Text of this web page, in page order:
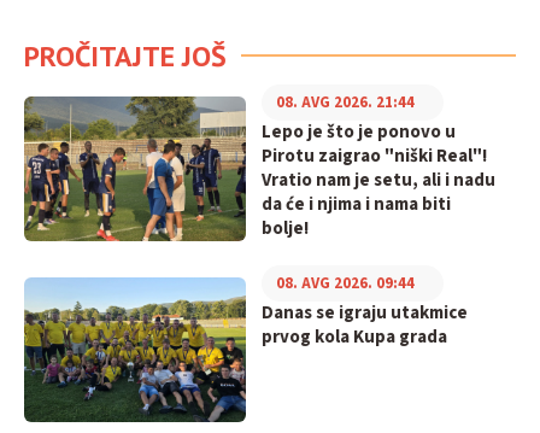
PROČITAJTE JOŠ
Lepo je što je ponovo u
Pirotu zaigrao "niški Real"!
Vratio nam je setu, ali i nadu
da će i njima i nama biti
bolje!
08. AVG 2026. 21:44
Danas se igraju utakmice
prvog kola Kupa grada
08. AVG 2026. 09:44